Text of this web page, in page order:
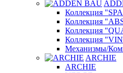
Коллекция
Коллекция
Коллекция
Коллекция
Механизмы/
ARCHIE
ARCHIE